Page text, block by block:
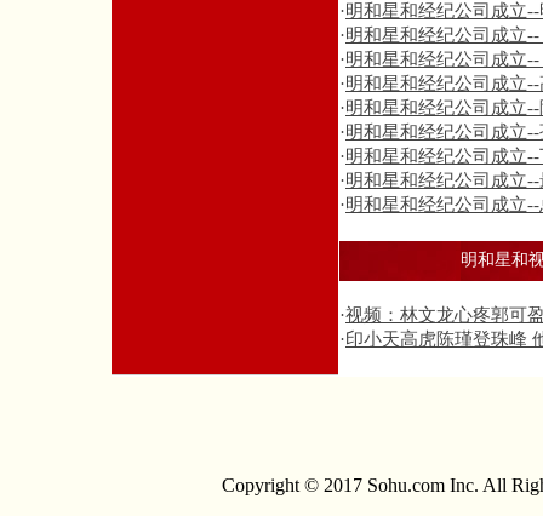
·明和星和经纪公司成立
·明和星和经纪公司成立
·明和星和经纪公司成立
·明和星和经纪公司成立
·明和星和经纪公司成立
·明和星和经纪公司成立
·明和星和经纪公司成立
·明和星和经纪公司成立
·明和星和经纪公司成立
明和星和
·视频：林文龙心疼郭可
·印小天高虎陈瑾登珠峰
Copyright © 2017 Sohu.com Inc. All